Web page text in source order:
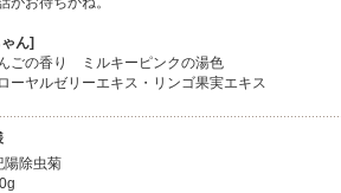
ん]
ごの香り ミルキーピンクの湯色
ーヤルゼリーエキス・リンゴ果実エキス
陽除虫菊